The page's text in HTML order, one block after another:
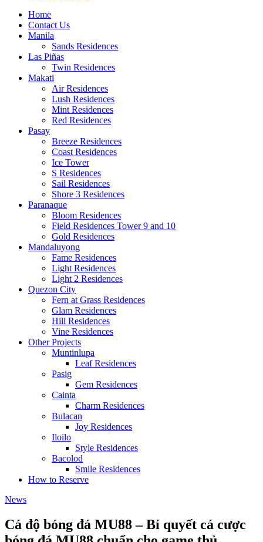
Home
Contact Us
Manila
Sands Residences
Las Piñas
Twin Residences
Makati
Air Residences
Lush Residences
Mint Residences
Red Residences
Pasay
Breeze Residences
Coast Residences
Ice Tower
S Residences
Sail Residences
Shore 3 Residences
Paranaque
Bloom Residences
Field Residences Tower 9 and 10
Gold Residences
Mandaluyong
Fame Residences
Light Residences
Light 2 Residences
Quezon City
Fern at Grass Residences
Glam Residences
Hill Residences
Vine Residences
Other Projects
Muntinlupa
Leaf Residences
Pasig
Gem Residences
Cainta
Charm Residences
Bulacan
Joy Residences
Iloilo
Style Residences
Bacolod
Smile Residences
How to Reserve
News
Cá độ bóng đá MU88 – Bí quyết cá cược